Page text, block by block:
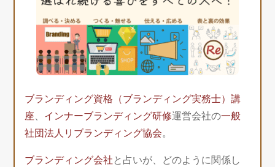
ブランディング資格（ブランディング実務士）講
座、 インナーブランディング研修運営会社の一般
社団法人リブランディング協会。
ブランディング会社 と占いが、どのように関係し